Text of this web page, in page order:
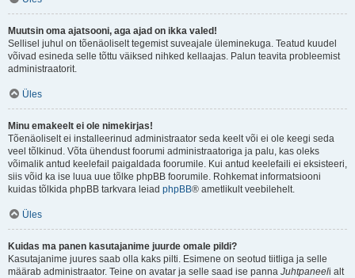
Muutsin oma ajatsooni, aga ajad on ikka valed!
Sellisel juhul on tõenäoliselt tegemist suveajale üleminekuga. Teatud kuudel
võivad esineda selle tõttu väiksed nihked kellaajas. Palun teavita probleemist
administraatorit.
Üles
Minu emakeelt ei ole nimekirjas!
Tõenäoliselt ei installeerinud administraator seda keelt või ei ole keegi seda
veel tõlkinud. Võta ühendust foorumi administraatoriga ja palu, kas oleks
võimalik antud keelefail paigaldada foorumile. Kui antud keelefaili ei eksisteeri,
siis võid ka ise luua uue tõlke phpBB foorumile. Rohkemat informatsiooni
kuidas tõlkida phpBB tarkvara leiad phpBB® ametlikult veebilehelt.
Üles
Kuidas ma panen kasutajanime juurde omale pildi?
Kasutajanime juures saab olla kaks pilti. Esimene on seotud tiitliga ja selle
määrab administraator. Teine on avatar ja selle saad ise panna Juhtpaneeli alt